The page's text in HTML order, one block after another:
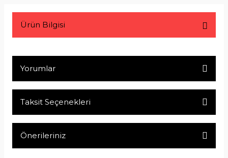
Ürün Bilgisi
Yorumlar
Taksit Seçenekleri
Önerileriniz